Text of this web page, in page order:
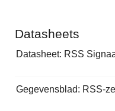
Datasheets
Datasheet: RSS
Gegevensblad: RSS-